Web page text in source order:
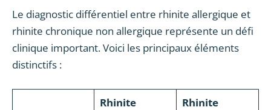
Le diagnostic différentiel entre rhinite allergique et
rhinite chronique non allergique représente un défi
clinique important. Voici les principaux éléments
distinctifs :
Rhinite
Rhinite